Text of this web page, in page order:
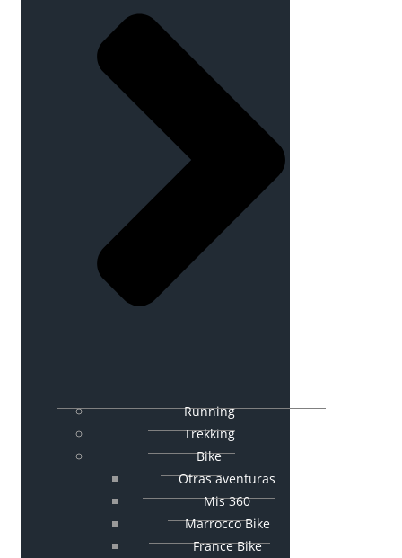
Running
Trekking
Bike
Otras aventuras
Mis 360
Marrocco Bike
France Bike